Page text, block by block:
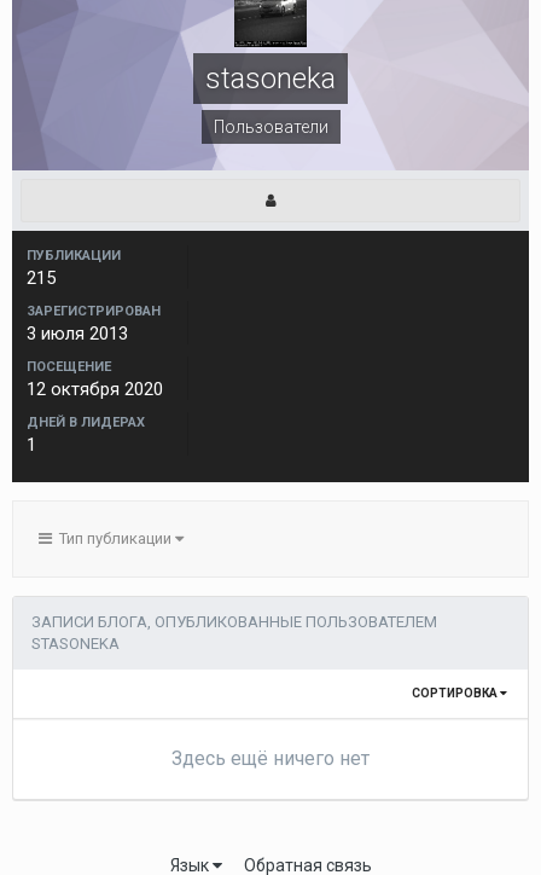
stasoneka
Пользователи
ПУБЛИКАЦИИ
215
ЗАРЕГИСТРИРОВАН
3 июля 2013
ПОСЕЩЕНИЕ
12 октября 2020
ДНЕЙ В ЛИДЕРАХ
1
Тип публикации
ЗАПИСИ БЛОГА, ОПУБЛИКОВАННЫЕ ПОЛЬЗОВАТЕЛЕМ
STASONEKA
СОРТИРОВКА
Здесь ещё ничего нет
Язык Обратная связь